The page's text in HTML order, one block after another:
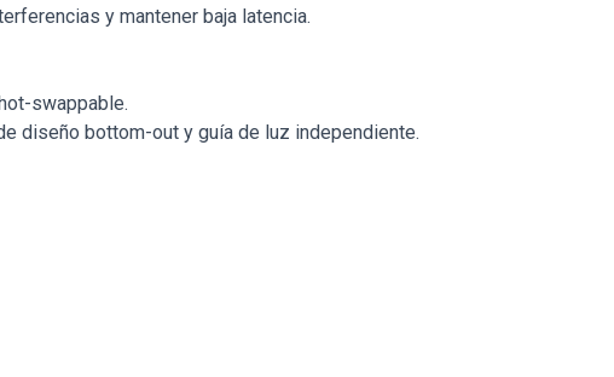
y mantener baja latencia.
swappable.
diseño bottom-out y guía de luz independiente.